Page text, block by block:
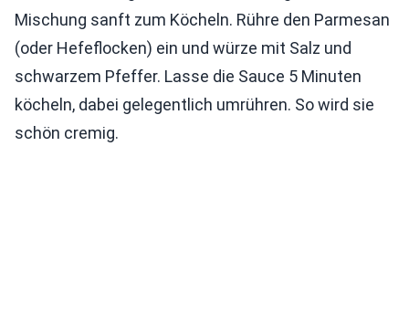
Mischung sanft zum Köcheln. Rühre den Parmesan
(oder Hefeflocken) ein und würze mit Salz und
schwarzem Pfeffer. Lasse die Sauce 5 Minuten
köcheln, dabei gelegentlich umrühren. So wird sie
schön cremig.